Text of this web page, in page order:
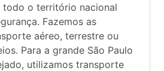
todo o território nacional
Fazemos as
aéreo, terrestre ou
Para a grande São Paulo
utilizamos transporte